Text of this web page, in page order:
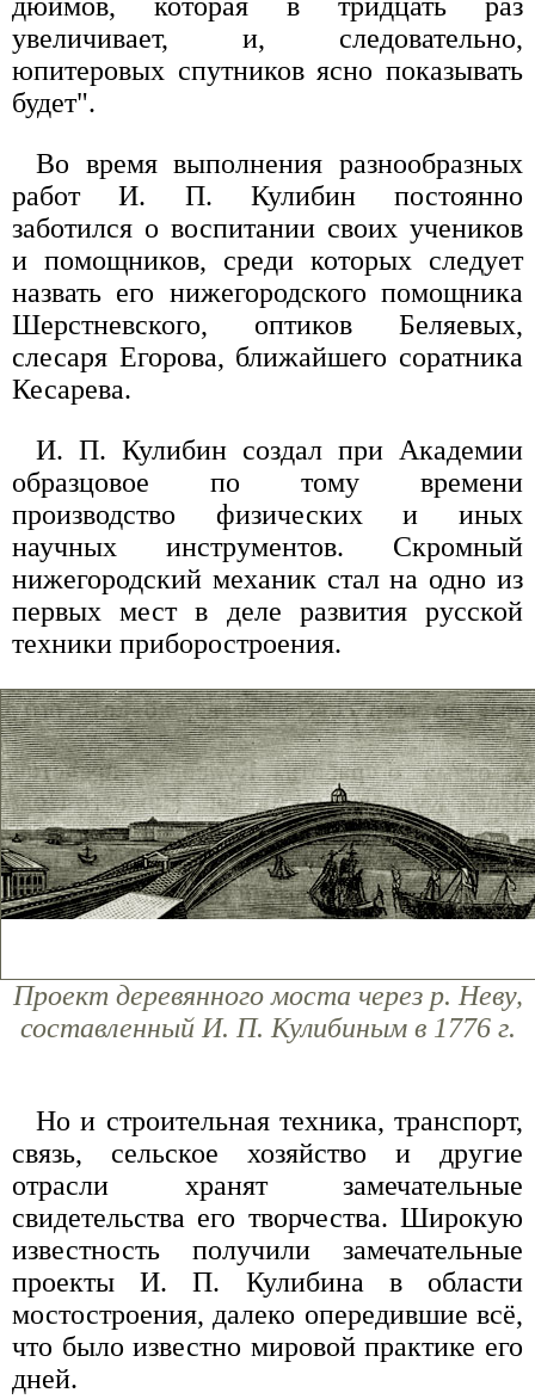
дюймов, которая в тридцать раз
увеличивает, и, следовательно,
юпитеровых спутников ясно показывать
будет".
Во время выполнения разнообразных
работ И. П. Кулибин постоянно
заботился о воспитании своих учеников
и помощников, среди которых следует
назвать его нижегородского помощника
Шерстневского, оптиков Беляевых,
слесаря Егорова, ближайшего соратника
Кесарева.
И. П. Кулибин создал при Академии
образцовое по тому времени
производство физических и иных
научных инструментов. Скромный
нижегородский механик стал на одно из
первых мест в деле развития русской
техники приборостроения.
Проект деревянного моста через р. Неву,
составленный И. П. Кулибиным в 1776 г.
Но и строительная техника, транспорт,
связь, сельское хозяйство и другие
отрасли хранят замечательные
свидетельства его творчества. Широкую
известность получили замечательные
проекты И. П. Кулибина в области
мостостроения, далеко опередившие всё,
что было известно мировой практике его
дней.